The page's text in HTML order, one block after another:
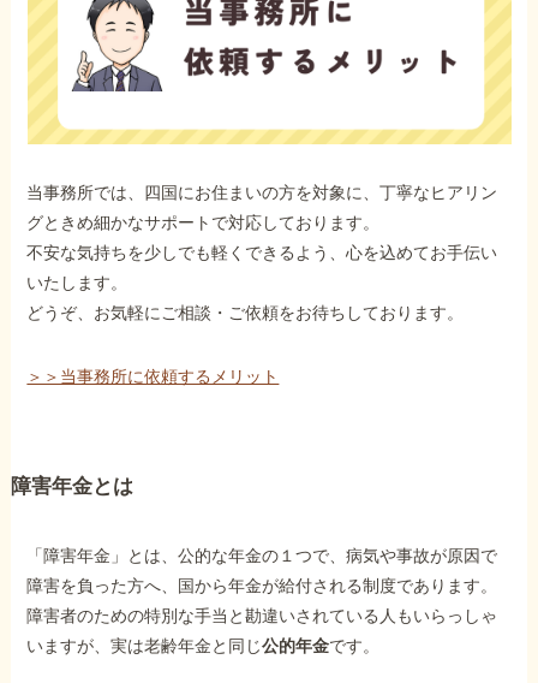
当事務所では、四国にお住まいの方を対象に、丁寧なヒアリン
グときめ細かなサポートで対応しております。
不安な気持ちを少しでも軽くできるよう、心を込めてお手伝い
いたします。
どうぞ、お気軽にご相談・ご依頼をお待ちしております。
＞＞当事務所に依頼するメリット
障害年金とは
「障害年金」とは、公的な年金の１つで、病気や事故が原因で
障害を負った方へ、国から年金が給付される制度であります。
障害者のための特別な手当と勘違いされている人もいらっしゃ
いますが、実は老齢年金と同じ公的年金です。